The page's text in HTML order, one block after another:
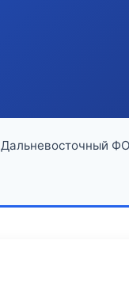
Дальневосточный ФО